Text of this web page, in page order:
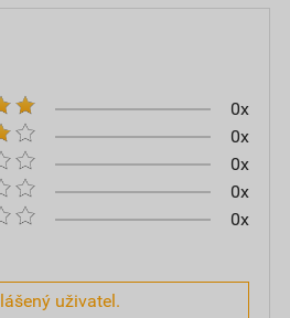
0x
0x
0x
0x
0x
uživatel.